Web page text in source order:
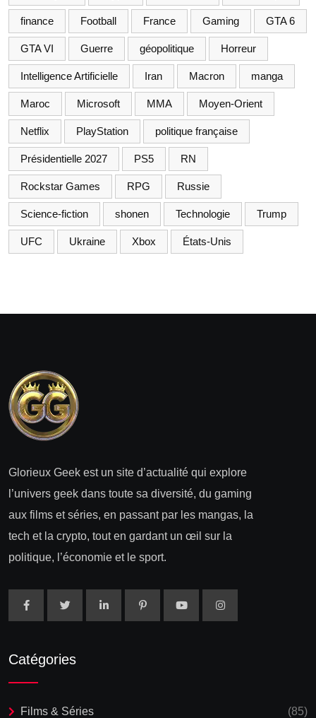
finance Football France Gaming GTA 6
GTA VI Guerre géopolitique Horreur
Intelligence Artificielle Iran Macron manga
Maroc Microsoft MMA Moyen-Orient
Netflix PlayStation politique française
Présidentielle 2027 PS5 RN
Rockstar Games RPG Russie
Science-fiction shonen Technologie Trump
UFC Ukraine Xbox États-Unis
Glorieux Geek est un site d’actualité qui explore
l’univers geek dans toute sa diversité, du gaming
aux films et séries, en passant par les mangas, la
tech et la crypto, tout en gardant un œil sur la
politique, l’économie et le sport.
Catégories
Films & Séries (85)